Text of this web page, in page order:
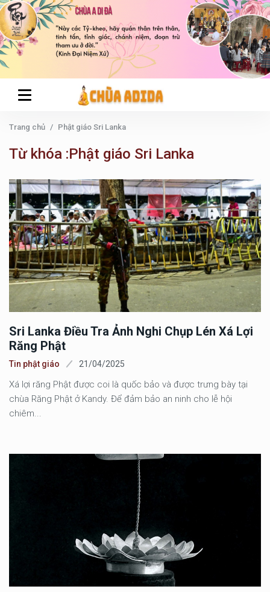
Trang chủ Phật giáo Sri Lanka
Từ khóa :Phật giáo Sri Lanka
Sri Lanka Điều Tra Ảnh Nghi Chụp Lén Xá Lợi
Răng Phật
Tin phật giáo 21/04/2025
Xá lợi răng Phật được coi là quốc bảo và được trưng bày tại
chùa Răng Phật ở Kandy. Để đảm bảo an ninh cho lễ hội
chiêm...